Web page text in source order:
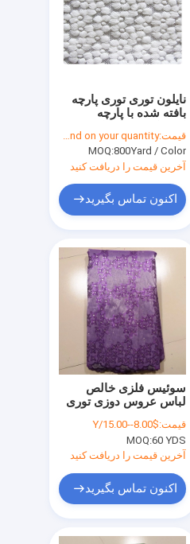
نایلون توری توری پارچه
بافته شده با پارچه
قیمت:Depend on your quantity
MOQ:800Yard / Color
آخرین قیمت را دریافت کنید
اکنون تماس بگیرید
سوئیس فلزی خالص
لباس عروس دوزی توری
قیمت:$8.00--15.00/Y
MOQ:60 YDS
آخرین قیمت را دریافت کنید
اکنون تماس بگیرید